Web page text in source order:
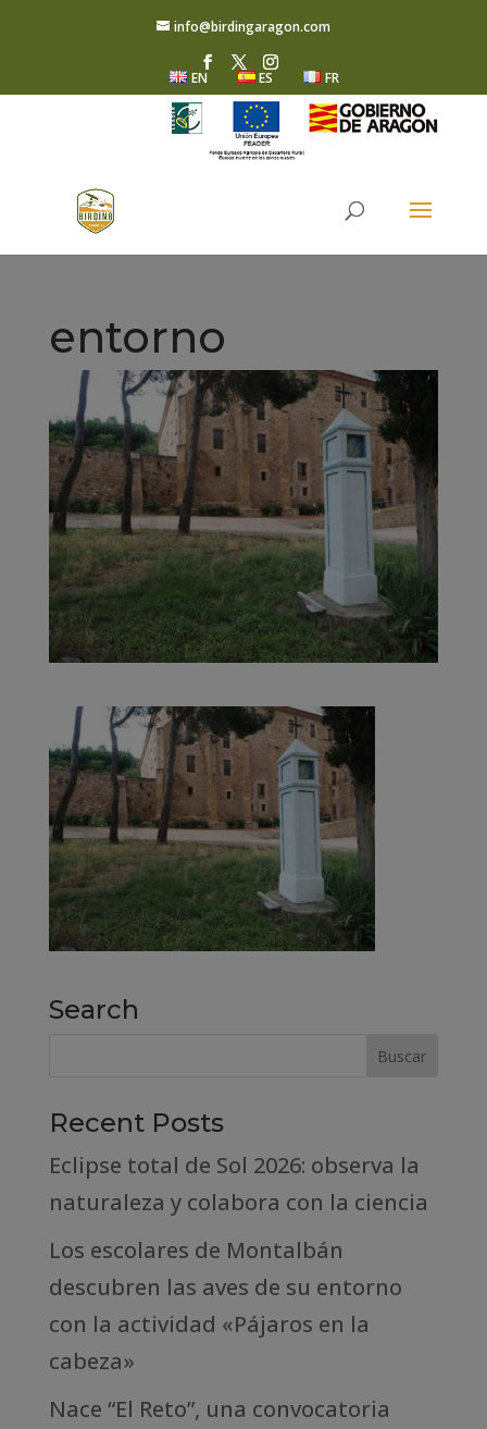
info@birdingaragon.com
EN ES FR
entorno
Search
Recent Posts
Eclipse total de Sol 2026: observa la
naturaleza y colabora con la ciencia
Los escolares de Montalbán
descubren las aves de su entorno
con la actividad «Pájaros en la
cabeza»
Nace “El Reto”, una convocatoria